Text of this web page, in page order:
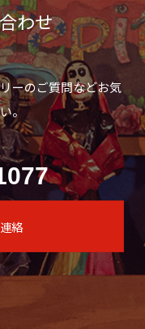
わせ
ーのご質問などお気
。
絡